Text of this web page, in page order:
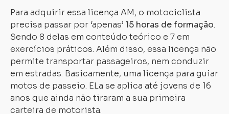
Para adquirir essa licença AM, o motociclista
precisa passar por ‘apenas’ 15 horas de formação.
Sendo 8 delas em conteúdo teórico e 7 em
exercícios práticos. Além disso, essa licença não
permite transportar passageiros, nem conduzir
em estradas. Basicamente, uma licença para guiar
motos de passeio. ELa se aplica até jovens de 16
anos que ainda não tiraram a sua primeira
carteira de motorista.